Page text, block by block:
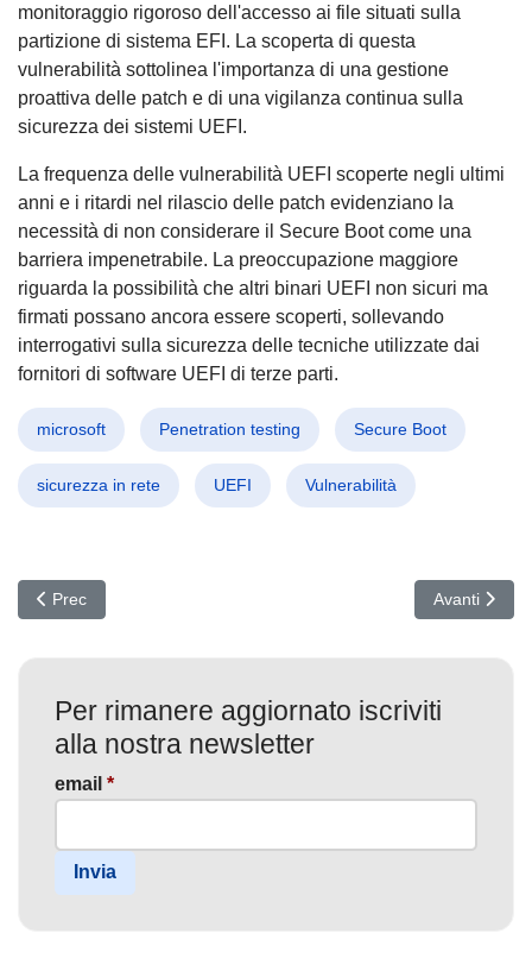
monitoraggio rigoroso dell'accesso ai file situati sulla
partizione di sistema EFI. La scoperta di questa
vulnerabilità sottolinea l'importanza di una gestione
proattiva delle patch e di una vigilanza continua sulla
sicurezza dei sistemi UEFI.
La frequenza delle vulnerabilità UEFI scoperte negli ultimi
anni e i ritardi nel rilascio delle patch evidenziano la
necessità di non considerare il Secure Boot come una
barriera impenetrabile. La preoccupazione maggiore
riguarda la possibilità che altri binari UEFI non sicuri ma
firmati possano ancora essere scoperti, sollevando
interrogativi sulla sicurezza delle tecniche utilizzate dai
fornitori di software UEFI di terze parti.
microsoft Penetration testing Secure Boot
sicurezza in rete UEFI Vulnerabilità
Articolo precedente: Vulnerabilità Shock su macOS: Scoperta da
Prec Articolo
Avanti
Per rimanere aggiornato iscriviti
alla nostra newsletter
email *
Invia